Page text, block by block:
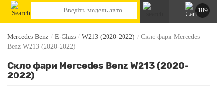
189
Mercedes Benz / E-Class / W213 (2020-2022) / Скло фари Mercedes
Benz W213 (2020-2022)
Скло фари Mercedes Benz W213 (2020-
2022)